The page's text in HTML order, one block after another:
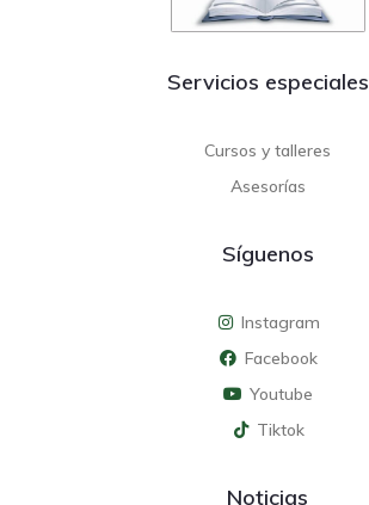
Servicios especiales
Cursos y talleres
Asesorías
Síguenos
Instagram
Facebook
Youtube
Tiktok
Noticias